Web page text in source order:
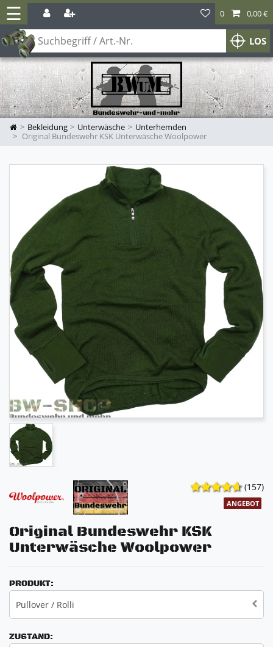
☰
LOS
0 0,00 €
Bekleidung Unterwäsche
Unterhemden
Original Bundeswehr KSK Unterwäsche Woolpower
(157)
ANGEBOT
Original Bundeswehr KSK
Unterwäsche Woolpower
PRODUKT:
Pullover / Rolli
ZUSTAND: